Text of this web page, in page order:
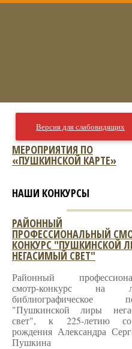
Версия для слабовидящих
МЕРОПРИЯТИЯ ПО
«ПУШКИНСКОЙ КАРТЕ»
НАШИ КОНКУРСЫ
РАЙОННЫЙ
ПРОФЕССИОНАЛЬНЫЙ
КОНКУРС "ПУШКИНСКОЙ
НЕГАСИМЫЙ СВЕТ"
Районный
смотр-конкурс на
библиографическое
"Пушкинской лиры
свет", к 225-летию
рождения Александра
Пушкина